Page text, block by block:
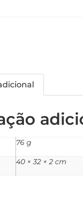
76 g
40 × 32 × 2 cm